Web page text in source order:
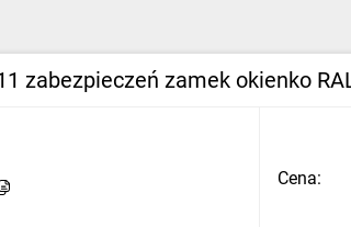
zabezpieczeń zamek okienko
Cena: